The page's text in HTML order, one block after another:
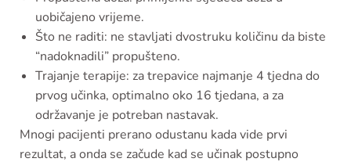
uobičajeno vrijeme.
Što ne raditi: ne stavljati dvostruku količinu da biste
“nadoknadili” propušteno.
Trajanje terapije: za trepavice najmanje 4 tjedna do
prvog učinka, optimalno oko 16 tjedana, a za
održavanje je potreban nastavak.
Mnogi pacijenti prerano odustanu kada vide prvi
rezultat, a onda se začude kad se učinak postupno